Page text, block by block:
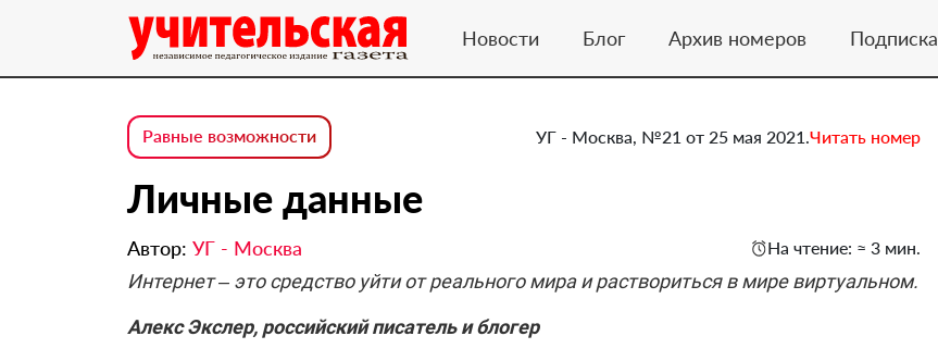
Новости Блог Архив номеров Подписка
Равные возможности УГ - Москва, №21 от 25 мая 2021.Читать номер
Личные данные
Автор: УГ - Москва На чтение: ≈ 3 мин.
Интернет – это средство уйти от реального мира и раствориться в мире виртуальном.
Алекс Экслер, российский писатель и блогер